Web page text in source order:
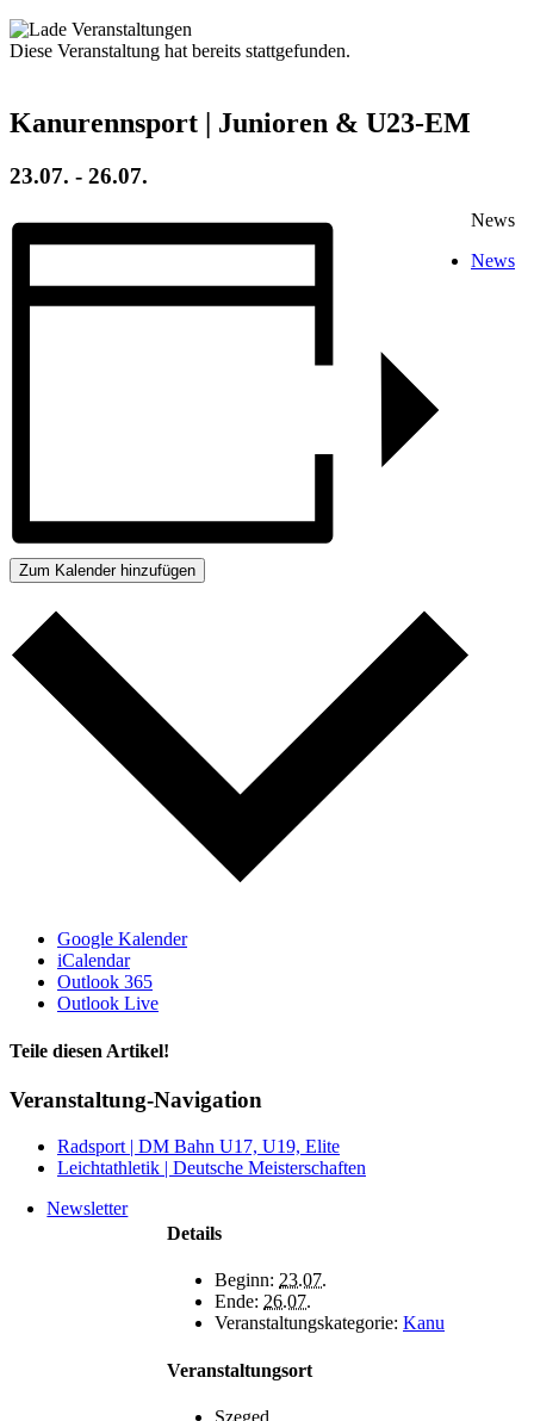
Diese Veranstaltung hat bereits stattgefunden.
Kanurennsport | Junioren & U23-EM
23.07. - 26.07.
Zum Kalender hinzufügen
Google Kalender
iCalendar
Outlook 365
Outlook Live
Teile diesen Artikel!
Facebook
X
WhatsApp
Telegram
Veranstaltung-Navigation
Radsport | DM Bahn U17, U19, Elite
Leichtathletik | Deutsche Meisterschaften
Details
Beginn: 23.07.
Ende: 26.07.
Veranstaltungskategorie: Kanu
Veranstaltungsort
Szeged
News
News
Newsletter